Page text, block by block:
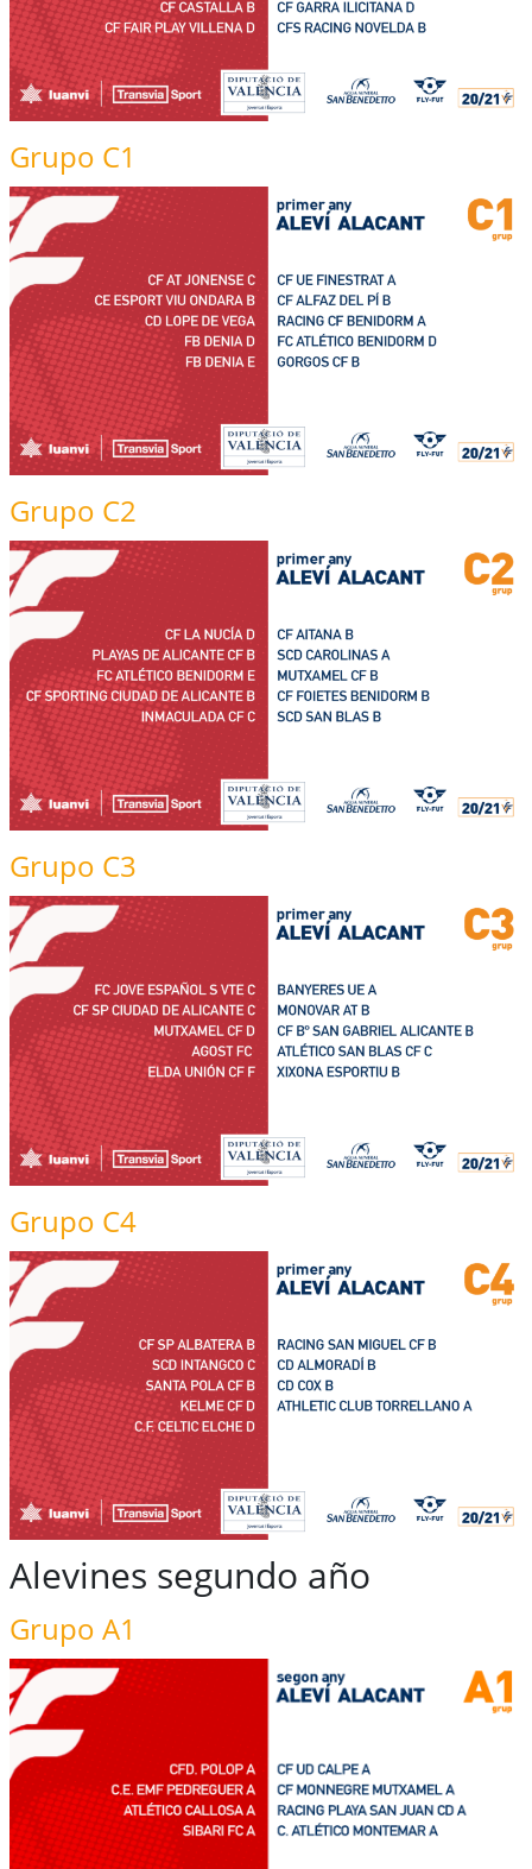
Grupo C1
Grupo C2
Grupo C3
Grupo C4
Alevines segundo año
Grupo A1